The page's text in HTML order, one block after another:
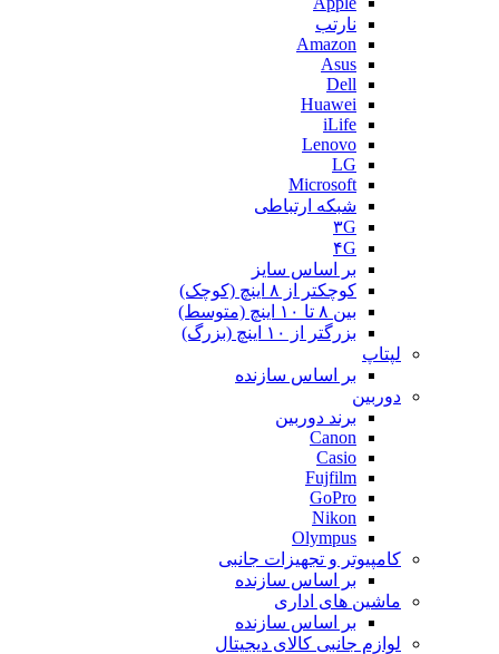
نارتب
Amazon
Asus
Dell
Huawei
iLife
Lenovo
LG
Microsoft
شبکه ارتباطی
۳G
۴G
بر اساس سایز
کوچکتر از ۸ اینچ (کوچک)
بین ۸ تا ۱۰ اینچ (متوسط)
بزرگتر از ۱۰ اینچ (بزرگ)
لپتاپ
بر اساس سازنده
دوربین
برند دوربین
Canon
Casio
Fujfilm
GoPro
Nikon
Olympus
کامپیوتر و تجهیزات جانبی
بر اساس سازنده
ماشین های اداری
بر اساس سازنده
لوازم جانبی کالای دیجیتال